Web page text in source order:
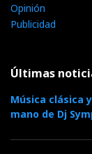
Opinión
Publicidad
Últimas
Música clásica
mano de Dj